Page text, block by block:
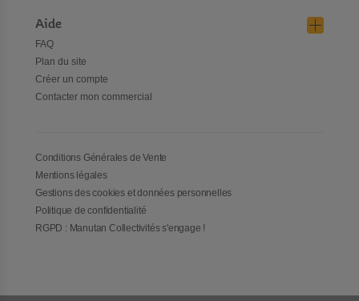
Aide
FAQ
Plan du site
Créer un compte
Contacter mon commercial
Conditions Générales de Vente
Mentions légales
Gestions des cookies et données personnelles
Politique de confidentialité
RGPD : Manutan Collectivités s'engage !